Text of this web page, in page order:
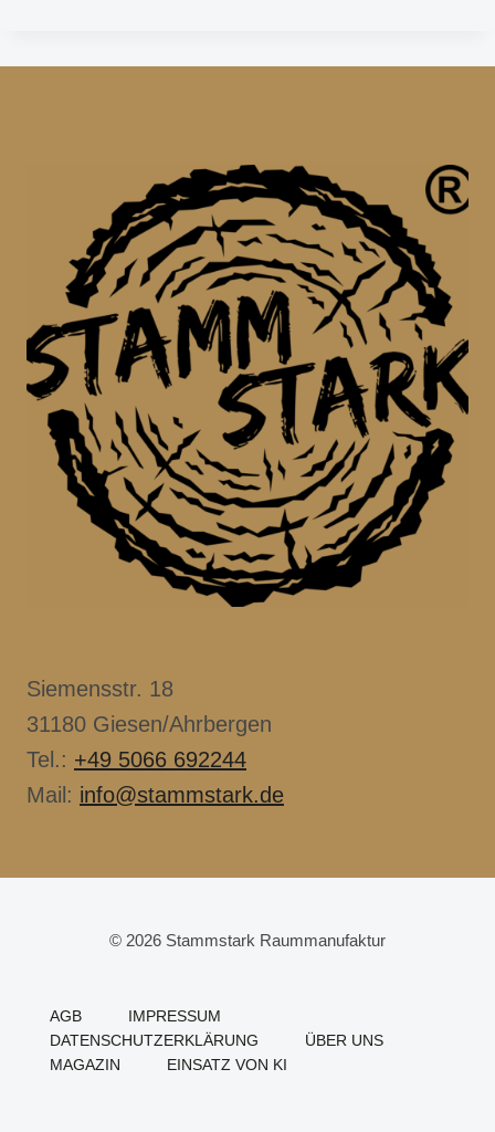
Siemensstr. 18
31180 Giesen/Ahrbergen
Tel.: +49 5066 692244
Mail: info@stammstark.de
© 2026 Stammstark Raummanufaktur
AGB
IMPRESSUM
DATENSCHUTZERKLÄRUNG
ÜBER UNS
MAGAZIN
EINSATZ VON KI